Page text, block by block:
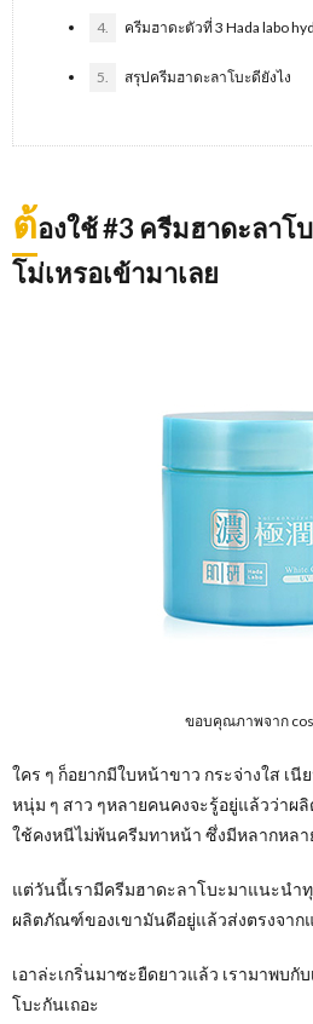
4. ครีมฮาดะตัวที่ 3 Hada labo
5. สรุปครีมฮาดะลาโบะดียังไง
ต้องใช้ #3 ครีมฮาดะลาโ
โม่เหรอเข้ามาเลย
ขอบคุณภาพจาก
ใคร ๆ ก็อยากมีใบหน้าขาว กระจ่างใส เ
หนุ่ม ๆ สาว ๆหลายคนคงจะรู้อยู่แล้วว่า
ใช้คงหนีไม่พ้นครีมทาหน้า ซึ่งมีหลากหลา
แต่วันนี้เรามีครีมฮาดะลาโบะมาแนะนำทุ
ผลิตภัณฑ์ของเขามันดีอยู่แล้วส่งตรงจาก
เอาล่ะเกริ่นมาซะยืดยาวแล้ว เรามาพบ
โบะกันเถอะ